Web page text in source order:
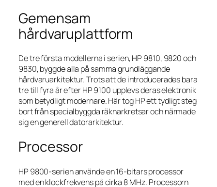
Gemensam
hårdvaruplattform
De tre första modellerna i serien, HP 9810, 9820 och
9830, byggde alla på samma grundläggande
hårdvaruarkitektur. Trots att de introducerades bara
tre till fyra år efter HP 9100 upplevs deras elektronik
som betydligt modernare. Här tog HP ett tydligt steg
bort från specialbyggda räknarkretsar och närmade
sig en generell datorarkitektur.
Processor
HP 9800-serien använde en 16-bitars processor
med en klockfrekvens på cirka 8 MHz. Processorn